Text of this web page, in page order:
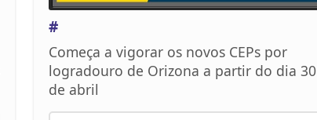
#
Começa a vigorar os novos CEPs por
logradouro de Orizona a partir do dia 30
de abril